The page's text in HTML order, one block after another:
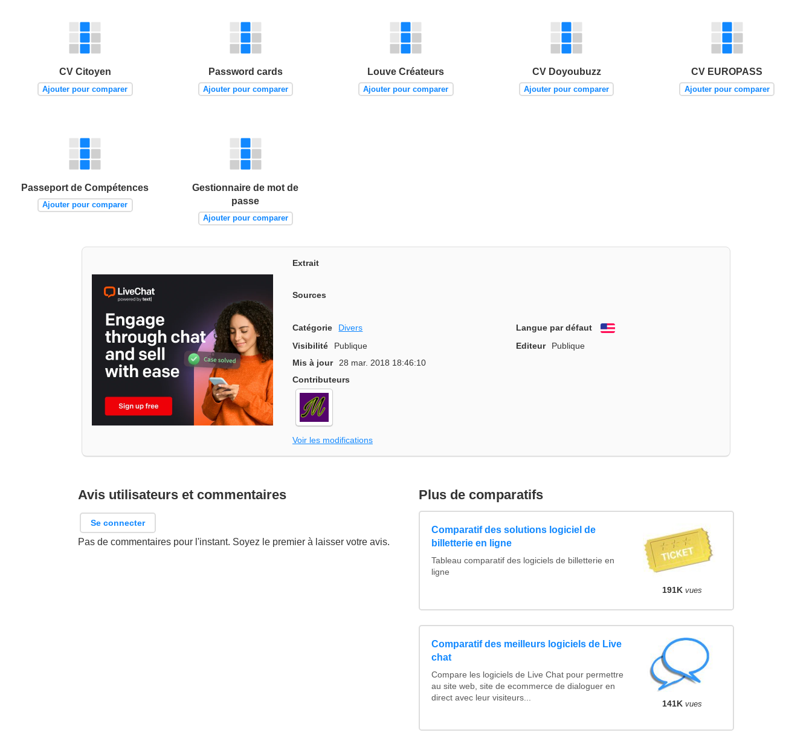
CV Citoyen
Ajouter pour comparer
Password cards
Ajouter pour comparer
Louve Créateurs
Ajouter pour comparer
CV Doyoubuzz
Ajouter pour comparer
CV EUROPASS
Ajouter pour comparer
Passeport de Compétences
Ajouter pour comparer
Gestionnaire de mot de
passe
Ajouter pour comparer
Extrait
Sources
Catégorie Divers Langue par défaut
English
Visibilité
Publique Editeur
Publique
Mis à jour
28 mar. 2018 18:46:10
Contributeurs
Voir les modifications
Avis utilisateurs et commentaires
Se connecter
Pas de commentaires pour l'instant. Soyez le premier à laisser votre avis.
Plus de comparatifs
Comparatif des solutions logiciel de
billetterie en ligne
Tableau comparatif des logiciels de billetterie en
ligne
191K vues
Comparatif des meilleurs logiciels de Live
chat
Compare les logiciels de Live Chat pour permettre
au site web, site de ecommerce de dialoguer en
direct avec leur visiteurs...
141K vues